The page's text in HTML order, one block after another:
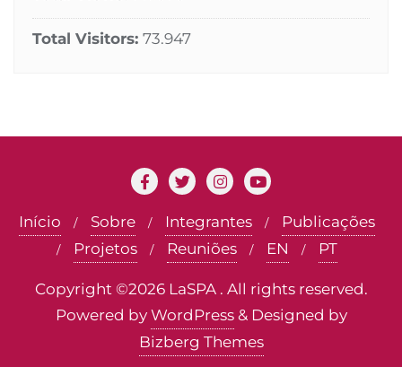
Total Visitors: 73.947
Início Sobre Integrantes
Publicações
Projetos
Reuniões EN PT
Copyright ©2026 LaSPA . All rights reserved.
Powered by WordPress & Designed by
Bizberg Themes